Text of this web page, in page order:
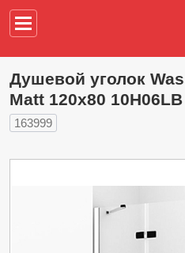
Душевой уголок
Matt 120х80 10H06LB
163999